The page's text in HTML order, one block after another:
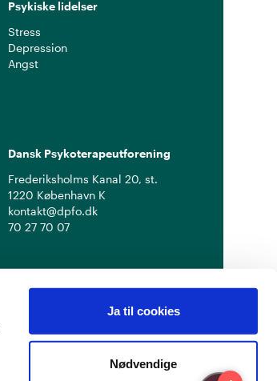
Ja til cookies
Nødvendige
Psykiske lidelser
Stress
Depression
Angst
Dansk Psykoterapeutforening
Frederiksholms Kanal 20, st.
1220 København K
kontakt@dpfo.dk
70 27 70 07
Cookiepolitik